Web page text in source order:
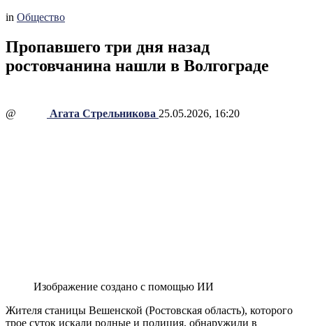
in Общество
Пропавшего три дня назад
ростовчанина нашли в Волгограде
@ Агата Стрельникова 25.05.2026, 16:20
Изображение создано с помощью ИИ
Жителя станицы Вешенской (Ростовская область), которого
трое суток искали родные и полиция, обнаружили в